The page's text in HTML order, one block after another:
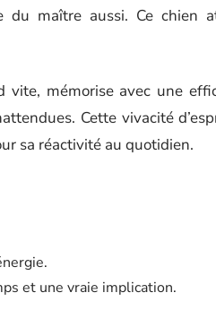
du maître aussi. Ce chien
mémorise avec une
Cette vivacité
sa réactivité au quotidien.
et une vraie implication.